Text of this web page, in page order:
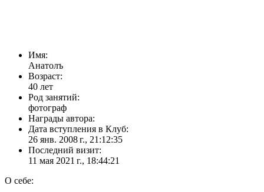
Имя:
Анатолъ
Возраст:
40 лет
Род занятий:
фотограф
Награды автора:
Дата вступления в Клуб:
26 янв. 2008 г., 21:12:35
Последний визит:
11 мая 2021 г., 18:44:21
О себе: